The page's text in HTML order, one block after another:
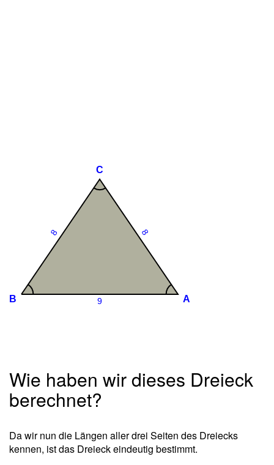
Wie haben wir dieses Dreieck
berechnet?
Da wir nun die Längen aller drei Seiten des Dreiecks
kennen, ist das Dreieck eindeutig bestimmt.